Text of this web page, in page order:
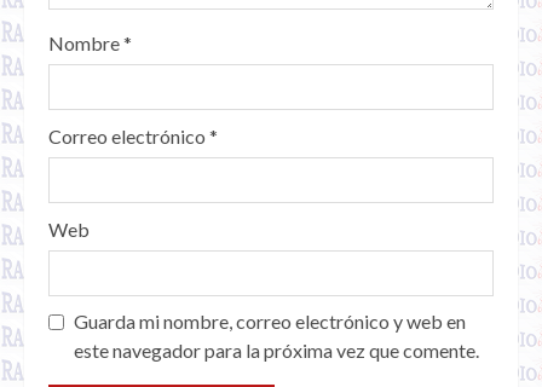
Nombre*
Correo electrónico *
Web
Guarda mi nombre, correo electrónico y web en
este navegador para la próxima vez que comente.